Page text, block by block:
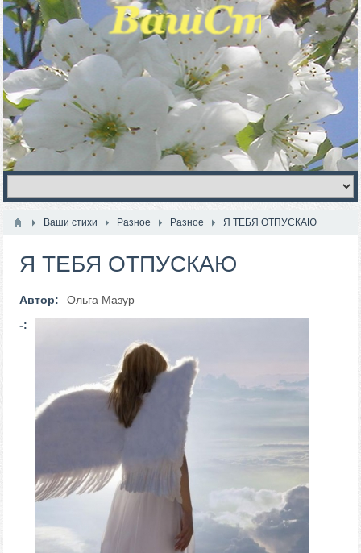
Ваши стихи Разное Разное Я ТЕБЯ ОТПУСКАЮ
Я ТЕБЯ ОТПУСКАЮ
Автор:
Ольга Мазур
-: